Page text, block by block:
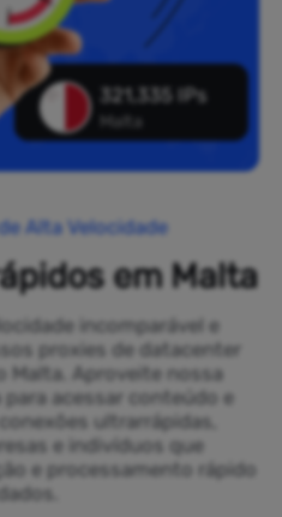
321,335 IPs
Malta
Alta Velocidade
em Malta
incomparável e
proxies de datacenter
Malta. Aproveite nossa
acessar conteúdo e
ultrarrápidas,
e indivíduos que
e processamento rápido